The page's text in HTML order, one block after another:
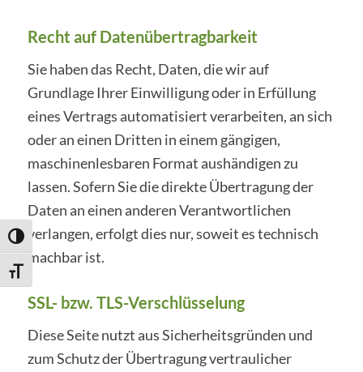
Umschalten auf hohe Kontraste
Schrift vergrößern
Recht auf Datenübertragbarkeit
Sie haben das Recht, Daten, die wir auf
Grundlage Ihrer Einwilligung oder in Erfüllung
eines Vertrags automatisiert verarbeiten, an sich
oder an einen Dritten in einem gängigen,
maschinenlesbaren Format aushändigen zu
lassen. Sofern Sie die direkte Übertragung der
Daten an einen anderen Verantwortlichen
verlangen, erfolgt dies nur, soweit es technisch
machbar ist.
SSL- bzw. TLS-Verschlüsselung
Diese Seite nutzt aus Sicherheitsgründen und
zum Schutz der Übertragung vertraulicher